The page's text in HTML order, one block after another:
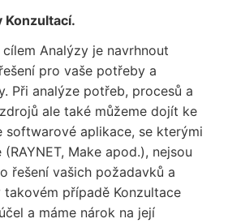
Konzultací.
cílem Analýzy je navrhnout
pro vaše potřeby a
Při analýze potřeb, procesů a
ale také můžeme dojít ke
softwarové aplikace, se kterými
(RAYNET, Make apod.), nejsou
řešení vašich požadavků a
takovém případě Konzultace
a máme nárok na její